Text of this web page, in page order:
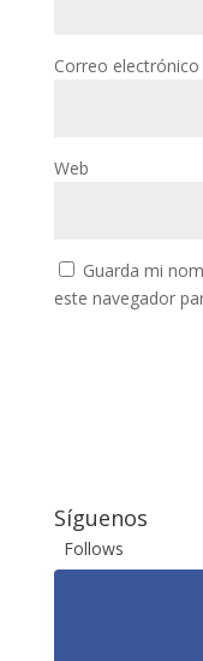
Correo electrónico
Web
Guarda mi
este navegador
Síguenos
Follows